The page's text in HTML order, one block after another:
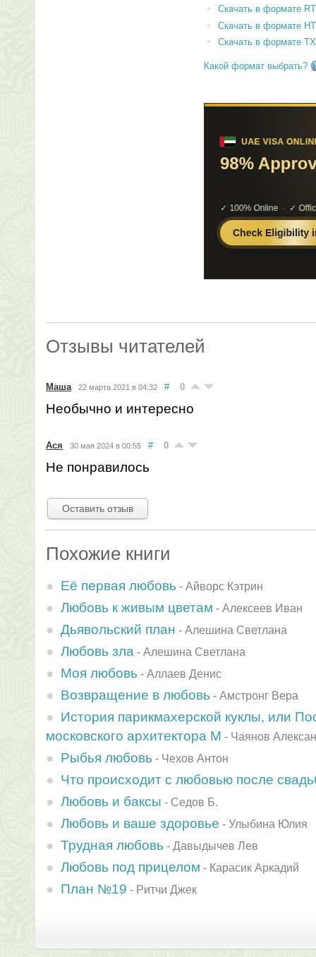
Скачать в формате
Скачать в формате
Скачать в формате
Какой формат выбрать?
Отзывы читателей
Маша 22 марта 2021 в 04:32 # 0
Необычно и интересно
Ася 30 мая 2024 в 00:55 # 0
Не понравилось
Оставить отзыв
Похожие книги
Её первая любовь - Айворс Кэтрин
Любовь к живым цветам - Алексеев Иван
Дьявольский план - Алешина Светлана
Любовь зла - Алешина Светлана
Моя любовь - Аллаев Денис
Возвращение в любовь - Амстронг Вера
История парикмахерской куклы, или
московского архитектора М - Чаянов
Рыбья любовь - Чехов Антон
Что происходит с любовью после
Любовь и баксы - Седов Б.
Любовь и ваше здоровье - Улыбина Юлия
Трудная любовь - Давыдычев Лев
Любовь под прицелом - Карасик Аркадий
План №19 - Ритчи Джек